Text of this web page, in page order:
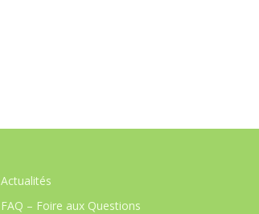
Actualités
FAQ – Foire aux Questions